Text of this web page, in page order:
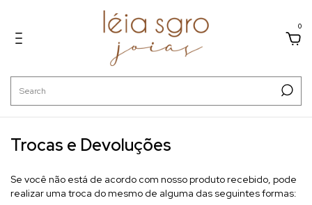
0
Trocas e Devoluções
Se você não está de acordo com nosso produto recebido, pode
realizar uma troca do mesmo de alguma das seguintes formas: